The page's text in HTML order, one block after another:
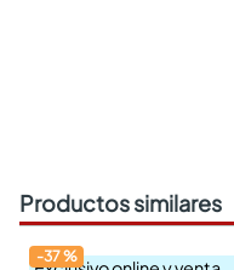
Productos similares
-37%